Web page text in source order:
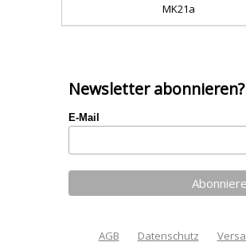
MK21a
Newsletter abonnieren?
E-Mail
AGB Datenschutz